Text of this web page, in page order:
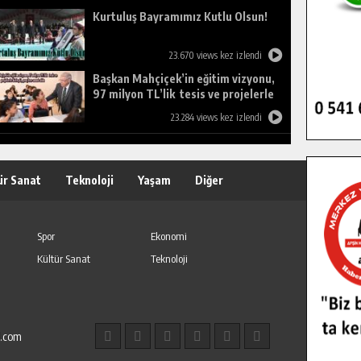
Kurtuluş Bayramımız Kutlu Olsun!
23.670 views kez izlendi
Başkan Mahçiçek’in eğitim vizyonu,
97 milyon TL’lik tesis ve projelerle
23.284 views kez izlendi
Sanat Teknoloji Yaşam Diğer
Spor
Ekonomi
Kültür Sanat
Teknoloji